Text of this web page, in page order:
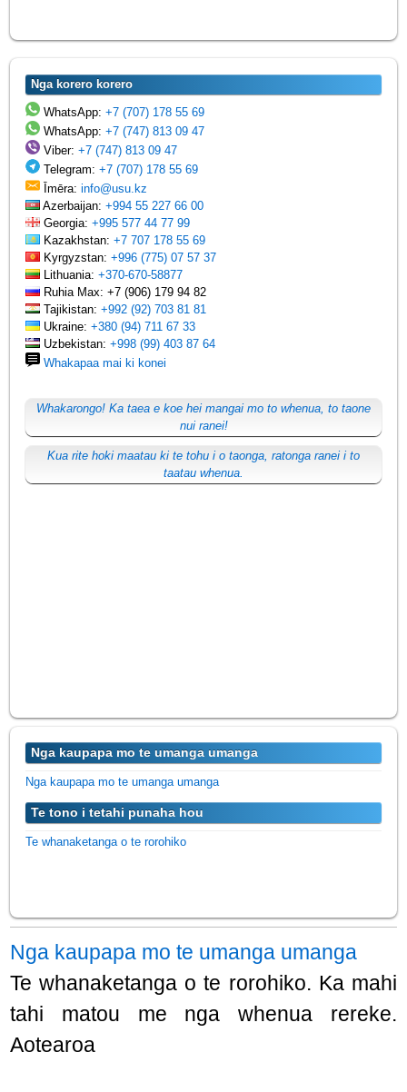
Nga korero korero
WhatsApp:+7 (707) 178 55 69
WhatsApp:+7 (747) 813 09 47
Viber:+7 (747) 813 09 47
Telegram:+7 (707) 178 55 69
Īmēra:info@usu.kz
Azerbaijan:+994 55 227 66 00
Georgia:+995 577 44 77 99
Kazakhstan:+7 707 178 55 69
Kyrgyzstan:+996 (775) 07 57 37
Lithuania:+370-670-58877
Ruhia Max: +7 (906) 179 94 82
Tajikistan:+992 (92) 703 81 81
Ukraine:+380 (94) 711 67 33
Uzbekistan:+998 (99) 403 87 64
Whakapaa mai ki konei
Whakarongo! Ka taea e koe hei mangai mo to whenua, to taone
nui ranei!
Kua rite hoki maatau ki te tohu i o taonga, ratonga ranei i to
taatau whenua.
Nga kaupapa mo te umanga umanga
Nga kaupapa mo te umanga umanga
Te tono i tetahi punaha hou
Te whanaketanga o te rorohiko
Nga kaupapa mo te umanga umanga
Te whanaketanga o te rorohiko. Ka mahi
tahi matou me nga whenua rereke.
Aotearoa